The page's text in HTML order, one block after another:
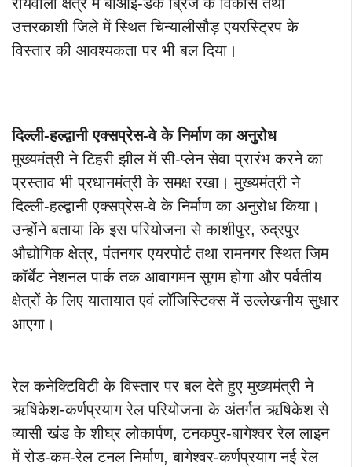
उत्तरकाशी जिले में स्थित चिन्यालीसौड़ एयरस्ट्रिप के
विस्तार की आवश्यकता पर भी बल दिया।
दिल्ली-हल्द्वानी एक्सप्रेस-वे के निर्माण का अनुरोध
मुख्यमंत्री ने टिहरी झील में सी-प्लेन सेवा प्रारंभ करने का
प्रस्ताव भी प्रधानमंत्री के समक्ष रखा। मुख्यमंत्री ने
दिल्ली-हल्द्वानी एक्सप्रेस-वे के निर्माण का अनुरोध किया।
उन्होंने बताया कि इस परियोजना से काशीपुर, रुद्रपुर
औद्योगिक क्षेत्र, पंतनगर एयरपोर्ट तथा रामनगर स्थित जिम
कॉर्बेट नेशनल पार्क तक आवागमन सुगम होगा और पर्वतीय
क्षेत्रों के लिए यातायात एवं लॉजिस्टिक्स में उल्लेखनीय सुधार
आएगा।
रेल कनेक्टिविटी के विस्तार पर बल देते हुए मुख्यमंत्री ने
ऋषिकेश-कर्णप्रयाग रेल परियोजना के अंतर्गत ऋषिकेश से
व्यासी खंड के शीघ्र लोकार्पण, टनकपुर-बागेश्वर रेल लाइन
में रोड-कम-रेल टनल निर्माण, बागेश्वर-कर्णप्रयाग नई रेल